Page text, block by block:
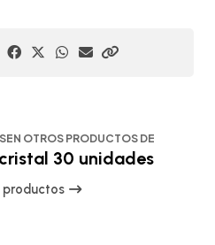
OTROS PRODUCTOS DE
30 unidades
productos